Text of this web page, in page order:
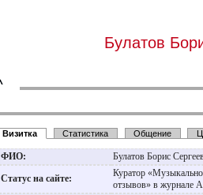
Булатов
Визитка Статистика Общение
ФИО:
Булатов Борис
Статус на сайте:
Куратор
отзывов» в журнале